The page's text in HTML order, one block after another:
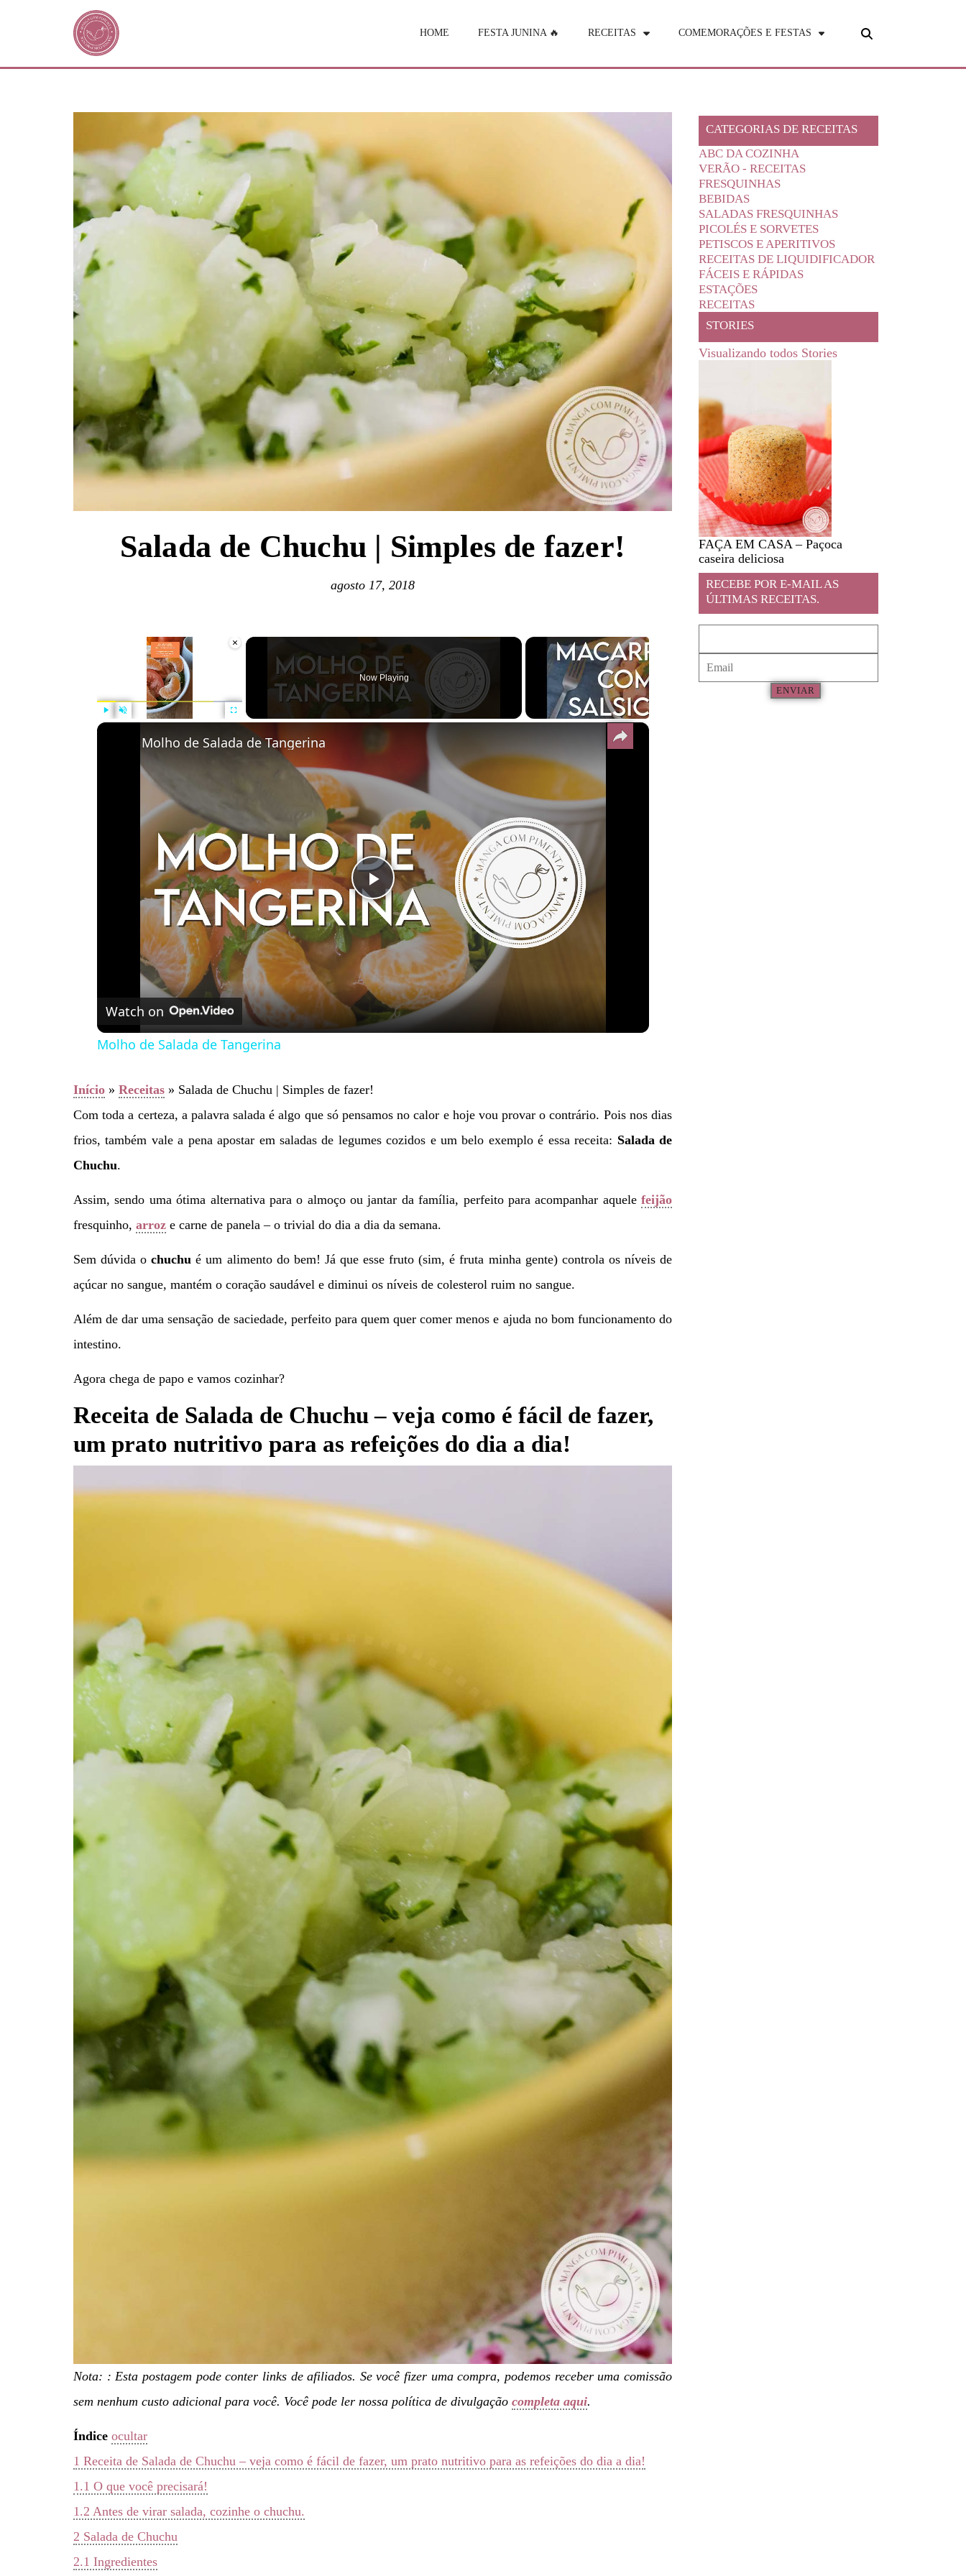
HOME FESTA JUNINA 🔥 RECEITAS COMEMORAÇÕES E FESTAS
Salada de Chuchu | Simples de fazer!
agosto 17, 2018
×
Now Playing
×
Play
Video
Molho de Salada de Tangerina
Watch on
Molho de Salada de Tangerina
Início » Receitas » Salada de Chuchu | Simples de fazer!
Com toda a certeza, a palavra salada é algo que só pensamos no calor e hoje vou provar o contrário. Pois nos dias
frios, também vale a pena apostar em saladas de legumes cozidos e um belo exemplo é essa receita: Salada de
Chuchu.
Assim, sendo uma ótima alternativa para o almoço ou jantar da família, perfeito para acompanhar aquele feijão
fresquinho, arroz e carne de panela – o trivial do dia a dia da semana.
Sem dúvida ochuchu é um alimento do bem! Já que esse fruto (sim, é fruta minha gente) controla os níveis de
açúcar no sangue, mantém o coração saudável e diminui os níveis de colesterol ruim no sangue.
Além de dar uma sensação de saciedade, perfeito para quem quer comer menos e ajuda no bom funcionamento do
intestino.
Agora chega de papo e vamos cozinhar?
Receita de Salada de Chuchu – veja como é fácil de fazer,
um prato nutritivo para as refeições do dia a dia!
Nota: : Esta postagem pode conter links de afiliados. Se você fizer uma compra, podemos receber uma comissão
sem nenhum custo adicional para você. Você pode ler nossa política de divulgação completa aqui.
Índice ocultar
1 Receita de Salada de Chuchu – veja como é fácil de fazer, um prato nutritivo para as refeições do dia a dia!
1.1 O que você precisará!
1.2 Antes de virar salada, cozinhe o chuchu.
2 Salada de Chuchu
2.1 Ingredientes
CATEGORIAS DE RECEITAS
ABC DA COZINHA
VERÃO - RECEITAS
FRESQUINHAS
BEBIDAS
SALADAS FRESQUINHAS
PICOLÉS E SORVETES
PETISCOS E APERITIVOS
RECEITAS DE LIQUIDIFICADOR
FÁCEIS E RÁPIDAS
ESTAÇÕES
RECEITAS
STORIES
Visualizando todos Stories
FAÇA EM CASA – Paçoca
caseira deliciosa
RECEBE POR E-MAIL AS
ÚLTIMAS RECEITAS.
ENVIAR